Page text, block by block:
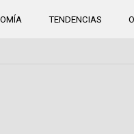
TENDENCIAS